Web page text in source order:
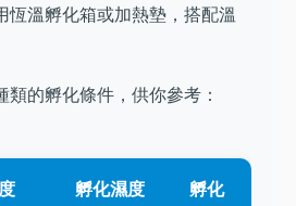
恆溫孵化箱或加熱墊，搭配溫
的孵化條件，供你參考：
孵化濕度
孵化